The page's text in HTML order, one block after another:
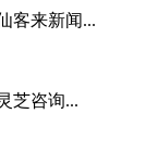
客来新闻...
芝咨询...